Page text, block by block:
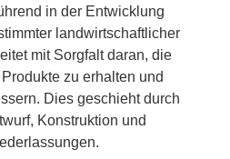
in der Entwicklung
landwirtschaftlicher
mit Sorgfalt daran, die
zu erhalten und
Dies geschieht durch
Konstruktion und